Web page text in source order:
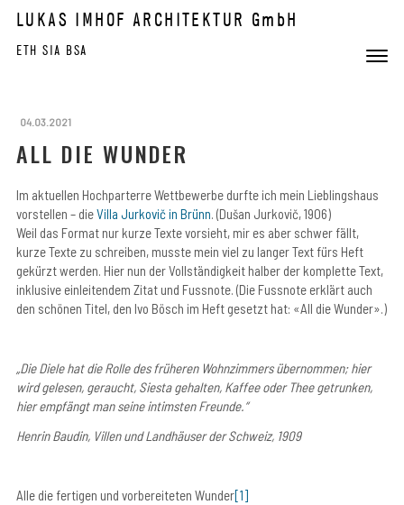
LUKAS IMHOF ARCHITEKTUR GmbH
ETH SIA BSA
Toggle
Menu
04.03.2021
ALL DIE WUNDER
Im aktuellen Hochparterre Wettbewerbe durfte ich mein Lieblingshaus
vorstellen – dieVilla Jurkovič in Brünn. (Dušan Jurkovič, 1906)
Weil das Format nur kurze Texte vorsieht, mir es aber schwer fällt,
kurze Texte zu schreiben, musste mein viel zu langer Text fürs Heft
gekürzt werden. Hier nun der Vollständigkeit halber der komplette Text,
inklusive einleitendem Zitat und Fussnote. (Die Fussnote erklärt auch
den schönen Titel, den Ivo Bösch im Heft gesetzt hat: «All die Wunder».)
„Die Diele hat die Rolle des früheren Wohnzimmers übernommen; hier
wird gelesen, geraucht, Siesta gehalten, Kaffee oder Thee getrunken,
hier empfängt man seine intimsten Freunde.“
Henrin Baudin, Villen und Landhäuser der Schweiz, 1909
Alle die fertigen und vorbereiteten Wunder[1]